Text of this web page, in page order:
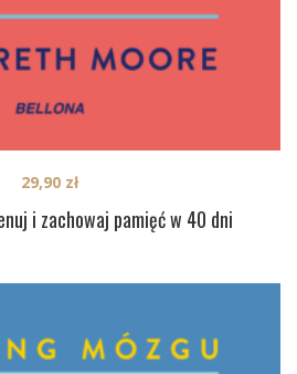
i zachowaj pamięć w 40 dni
29,90 zł